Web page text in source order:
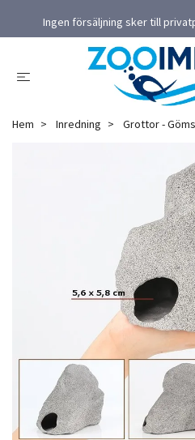
Ingen försäljning sker till
Hem Inredning Grottor -